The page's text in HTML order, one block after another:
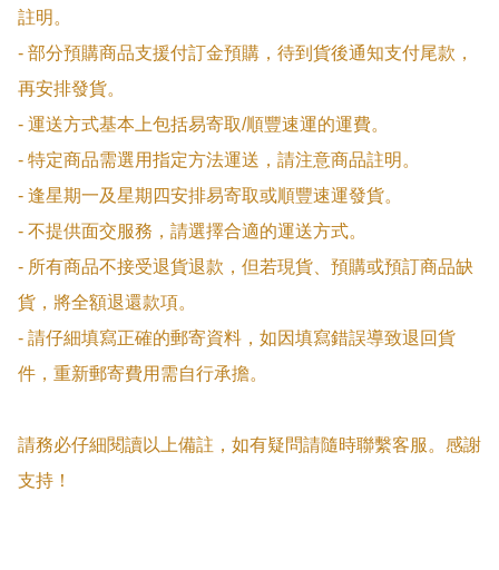
註明。
- 部分預購商品支援付訂金預購，待到貨後通知支付尾款，
再安排發貨。
- 運送方式基本上包括易寄取/順豐速運的運費。
- 特定商品需選用指定方法運送，請注意商品註明。
- 逢星期一及星期四安排易寄取或順豐速運發貨。
- 不提供面交服務，請選擇合適的運送方式。
- 所有商品不接受退貨退款，但若現貨、預購或預訂商品缺
貨，將全額退還款項。
- 請仔細填寫正確的郵寄資料，如因填寫錯誤導致退回貨
件，重新郵寄費用需自行承擔。
請務必仔細閱讀以上備註，如有疑問請隨時聯繫客服。感謝
支持！